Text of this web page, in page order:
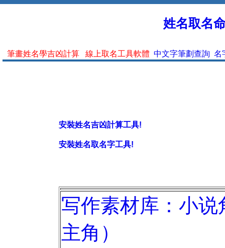
姓名取名
筆畫姓名學吉凶計算 線上取名工具軟體 中文字筆劃查詢 名
安裝姓名吉凶計算工具!
安裝姓名取名字工具!
写作素材库：小
主角）